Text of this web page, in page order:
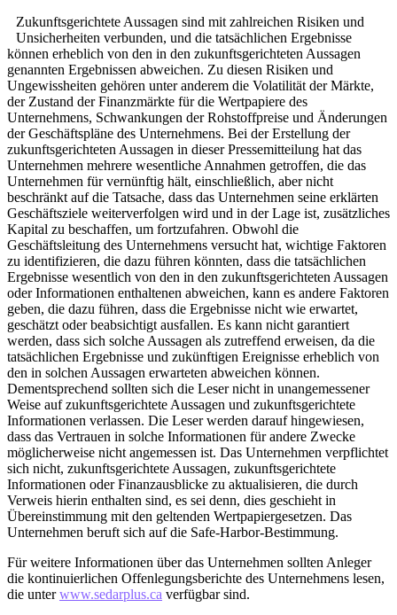
Zukunftsgerichtete Aussagen sind mit zahlreichen Risiken und
Unsicherheiten verbunden, und die tatsächlichen Ergebnisse
können erheblich von den in den zukunftsgerichteten Aussagen
genannten Ergebnissen abweichen. Zu diesen Risiken und
Ungewissheiten gehören unter anderem die Volatilität der Märkte,
der Zustand der Finanzmärkte für die Wertpapiere des
Unternehmens, Schwankungen der Rohstoffpreise und Änderungen
der Geschäftspläne des Unternehmens. Bei der Erstellung der
zukunftsgerichteten Aussagen in dieser Pressemitteilung hat das
Unternehmen mehrere wesentliche Annahmen getroffen, die das
Unternehmen für vernünftig hält, einschließlich, aber nicht
beschränkt auf die Tatsache, dass das Unternehmen seine erklärten
Geschäftsziele weiterverfolgen wird und in der Lage ist, zusätzliches
Kapital zu beschaffen, um fortzufahren. Obwohl die
Geschäftsleitung des Unternehmens versucht hat, wichtige Faktoren
zu identifizieren, die dazu führen könnten, dass die tatsächlichen
Ergebnisse wesentlich von den in den zukunftsgerichteten Aussagen
oder Informationen enthaltenen abweichen, kann es andere Faktoren
geben, die dazu führen, dass die Ergebnisse nicht wie erwartet,
geschätzt oder beabsichtigt ausfallen. Es kann nicht garantiert
werden, dass sich solche Aussagen als zutreffend erweisen, da die
tatsächlichen Ergebnisse und zukünftigen Ereignisse erheblich von
den in solchen Aussagen erwarteten abweichen können.
Dementsprechend sollten sich die Leser nicht in unangemessener
Weise auf zukunftsgerichtete Aussagen und zukunftsgerichtete
Informationen verlassen. Die Leser werden darauf hingewiesen,
dass das Vertrauen in solche Informationen für andere Zwecke
möglicherweise nicht angemessen ist. Das Unternehmen verpflichtet
sich nicht, zukunftsgerichtete Aussagen, zukunftsgerichtete
Informationen oder Finanzausblicke zu aktualisieren, die durch
Verweis hierin enthalten sind, es sei denn, dies geschieht in
Übereinstimmung mit den geltenden Wertpapiergesetzen. Das
Unternehmen beruft sich auf die Safe-Harbor-Bestimmung.
Für weitere Informationen über das Unternehmen sollten Anleger
die kontinuierlichen Offenlegungsberichte des Unternehmens lesen,
die unterwww.sedarplus.ca verfügbar sind.